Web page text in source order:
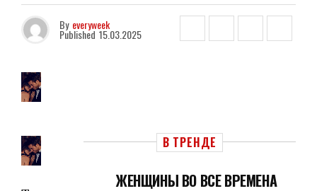
By everyweek
Published 15.03.2025
В ТРЕНДЕ
ЖЕНЩИНЫ ВО ВСЕ ВРЕМЕНА